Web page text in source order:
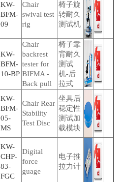
KW-
BFM-
09
Chair
swival test
rig
椅子旋
转耐久
测试机
KW-
BFM-
10-BP
Chair
backrest
tester for
BIFMA -
Back pull
椅子靠
背耐久
测试
机-后
拉式
KW-
BFM-
05-
MS
Chair Rear
Stability
Test Disc
坐具后
稳定性
测试加
载模块
KW-
CHP-
83-
FGC
Digital
force
guage
电子推
拉力计